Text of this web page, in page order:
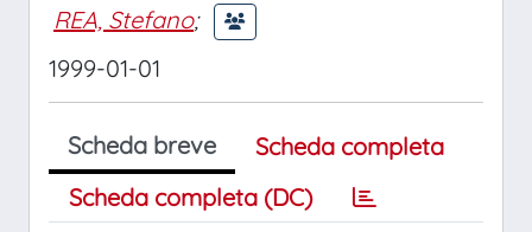
REA, Stefano;
1999-01-01
Scheda breve
Scheda completa
Scheda completa (DC)